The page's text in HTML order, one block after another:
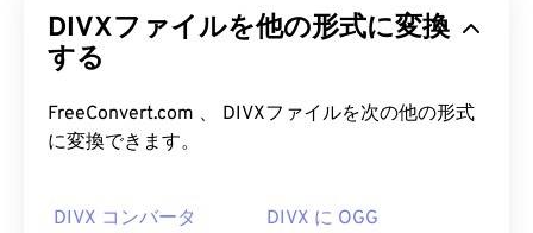
DIVXファイルを他の形式に変換
する
FreeConvert.com 、 DIVXファイルを次の他の形式
に変換できます。
DIVX コンバータ DIVX に OGG